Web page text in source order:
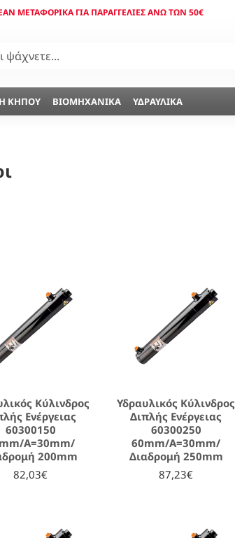
ΜΕΤΑΦΟΡΙΚΆ ΓΙΑ ΠΑΡΑΓΓΕΛΊΕΣ ΆΝΩ ΤΩΝ 50€
ΚΉΠΟΥ ΒΙΟΜΗΧΑΝΙΚΆ ΥΔΡΑΥΛΙΚΆ
Κύλινδρος
Ενέργειας
60300150
A=30mm/
200mm
82,03€
Υδραυλικός Κύλινδρος
Διπλής Ενέργειας
60300250
60mm/A=30mm/
Διαδρομή 250mm
87,23€